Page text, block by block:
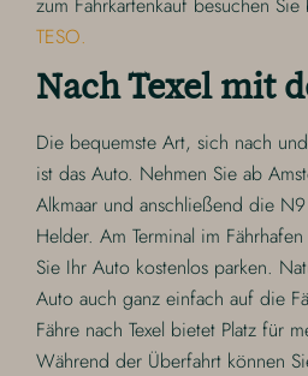
TESO.
Nach Texel mit
Die bequemste Art, sich nach
ist das Auto. Nehmen Sie ab
Alkmaar und anschließend die
Helder. Am Terminal im
Sie Ihr Auto kostenlos parken.
Auto auch ganz einfach auf die
Fähre nach Texel bietet Platz für
Während der Überfahrt können